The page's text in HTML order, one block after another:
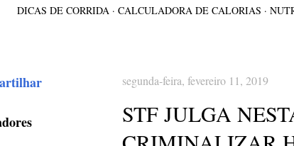
DICAS DE CORRIDA CALCULADORA DE CALORIAS
segunda-feira, fevereiro 11, 2019
STF JULGA